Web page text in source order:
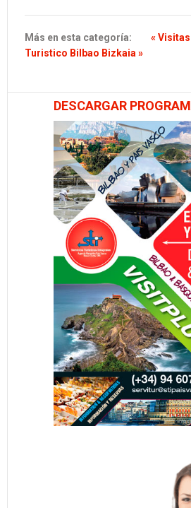
Más en esta categoría: «
Turistico Bilbao Bizkaia »
DESCARGAR